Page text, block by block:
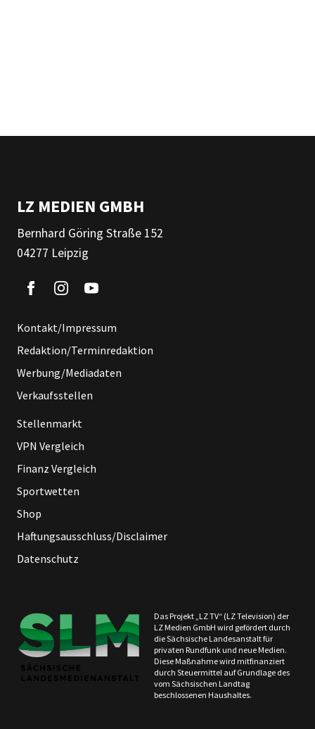
LZ MEDIEN GMBH
Bernhard Göring Straße 152
04277 Leipzig
Kontakt/Impressum
Redaktion/Terminredaktion
Werbung/Mediadaten
Verkaufsstellen
Stellenmarkt
VPN Vergleich
Finanz Vergleich
Sportwetten
Shop
Haftungsausschluss/Disclaimer
Datenschutz
Das Projekt „LZ TV“ (LZ Television) der
LZ Medien GmbH wird gefördert durch
die Sächsische Landesanstalt für
privaten Rundfunk und neue Medien.
Diese Maßnahme wird mitfinanziert
durch Steuermittel auf Grundlage des
vom Sächsischen Landtag
beschlossenen Haushaltes.